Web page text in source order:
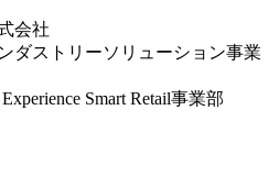
会社
ダストリーソリューション事業
Smart Retail事業部